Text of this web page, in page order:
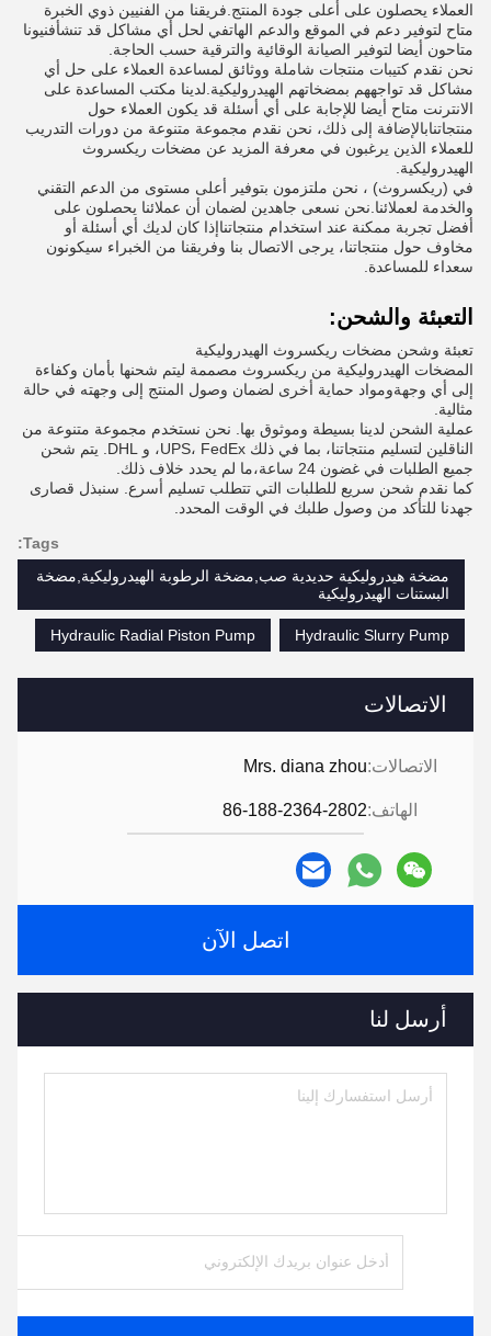
الاتصالات
الاتصالات:Mrs. diana zhou
الهاتف:86-188-2364-2802
اتصل الآن
أرسل لنا
العملاء يحصلون على أعلى جودة المنتج.فريقنا من الفنيين ذوي الخبرة
متاح لتوفير دعم في الموقع والدعم الهاتفي لحل أي مشاكل قد تنشأفنيونا
متاحون أيضا لتوفير الصيانة الوقائية والترقية حسب الحاجة.
نحن نقدم كتيبات منتجات شاملة ووثائق لمساعدة العملاء على حل أي
مشاكل قد تواجههم بمضخاتهم الهيدروليكية.لدينا مكتب المساعدة على
الانترنت متاح أيضا للإجابة على أي أسئلة قد يكون العملاء حول
منتجاتنابالإضافة إلى ذلك، نحن نقدم مجموعة متنوعة من دورات التدريب
للعملاء الذين يرغبون في معرفة المزيد عن مضخات ريكسروث
الهيدروليكية.
في (ريكسروث) ، نحن ملتزمون بتوفير أعلى مستوى من الدعم التقني
والخدمة لعملائنا.نحن نسعى جاهدين لضمان أن عملائنا يحصلون على
أفضل تجربة ممكنة عند استخدام منتجاتناإذا كان لديك أي أسئلة أو
مخاوف حول منتجاتنا، يرجى الاتصال بنا وفريقنا من الخبراء سيكونون
سعداء للمساعدة.
التعبئة والشحن:
تعبئة وشحن مضخات ريكسروث الهيدروليكية
المضخات الهيدروليكية من ريكسروث مصممة ليتم شحنها بأمان وكفاءة
إلى أي وجهةومواد حماية أخرى لضمان وصول المنتج إلى وجهته في حالة
مثالية.
عملية الشحن لدينا بسيطة وموثوق بها. نحن نستخدم مجموعة متنوعة من
الناقلين لتسليم منتجاتنا، بما في ذلك UPS، FedEx، و DHL. يتم شحن
جميع الطلبات في غضون 24 ساعة،ما لم يحدد خلاف ذلك.
كما نقدم شحن سريع للطلبات التي تتطلب تسليم أسرع. سنبذل قصارى
جهدنا للتأكد من وصول طلبك في الوقت المحدد.
Tags:
مضخة هيدروليكية حديدية صب,مضخة الرطوبة الهيدروليكية,مضخة
البستنات الهيدروليكية
Hydraulic Slurry Pump
Hydraulic Radial Piston Pump